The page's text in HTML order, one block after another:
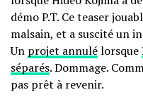
démo P.T. Ce teaser
malsain, et a suscité un
Un projet annulélorsque
séparés. Dommage.
pas prêt à revenir.